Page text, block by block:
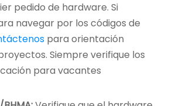
pedido de hardware. Si
navegar por los códigos de
para orientación
Siempre verifique los
para vacantes